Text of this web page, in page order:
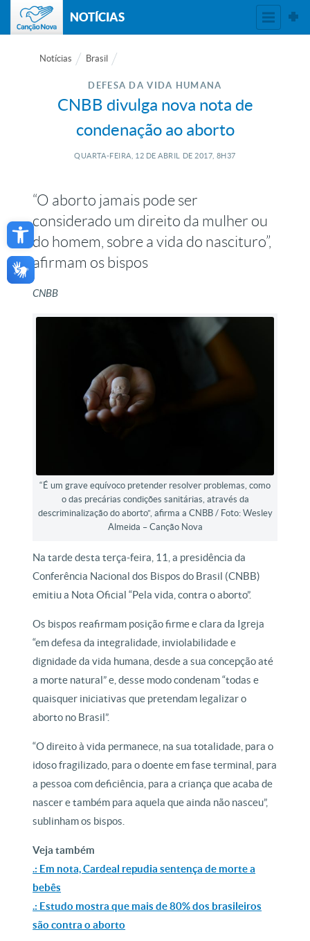
Open toolbar
NOTÍCIAS
Notícias Brasil
DEFESA DA VIDA HUMANA
CNBB divulga nova nota de
condenação ao aborto
QUARTA-FEIRA, 12 DE ABRIL DE 2017, 8H37
“O aborto jamais pode ser
considerado um direito da mulher ou
do homem, sobre a vida do nascituro”,
afirmam os bispos
CNBB
“É um grave equívoco pretender resolver problemas, como
o das precárias condições sanitárias, através da
descriminalização do aborto”, afirma a CNBB / Foto: Wesley
Almeida – Canção Nova
Na tarde desta terça-feira, 11, a presidência da
Conferência Nacional dos Bispos do Brasil (CNBB)
emitiu a Nota Oficial “Pela vida, contra o aborto”.
Os bispos reafirmam posição firme e clara da Igreja
“em defesa da integralidade, inviolabilidade e
dignidade da vida humana, desde a sua concepção até
a morte natural” e, desse modo condenam “todas e
quaisquer iniciativas que pretendam legalizar o
aborto no Brasil”.
“O direito à vida permanece, na sua totalidade, para o
idoso fragilizado, para o doente em fase terminal, para
a pessoa com deficiência, para a criança que acaba de
nascer e também para aquela que ainda não nasceu”,
sublinham os bispos.
Veja também
.: Em nota, Cardeal repudia sentença de morte a
bebês
.: Estudo mostra que mais de 80% dos brasileiros
são contra o aborto